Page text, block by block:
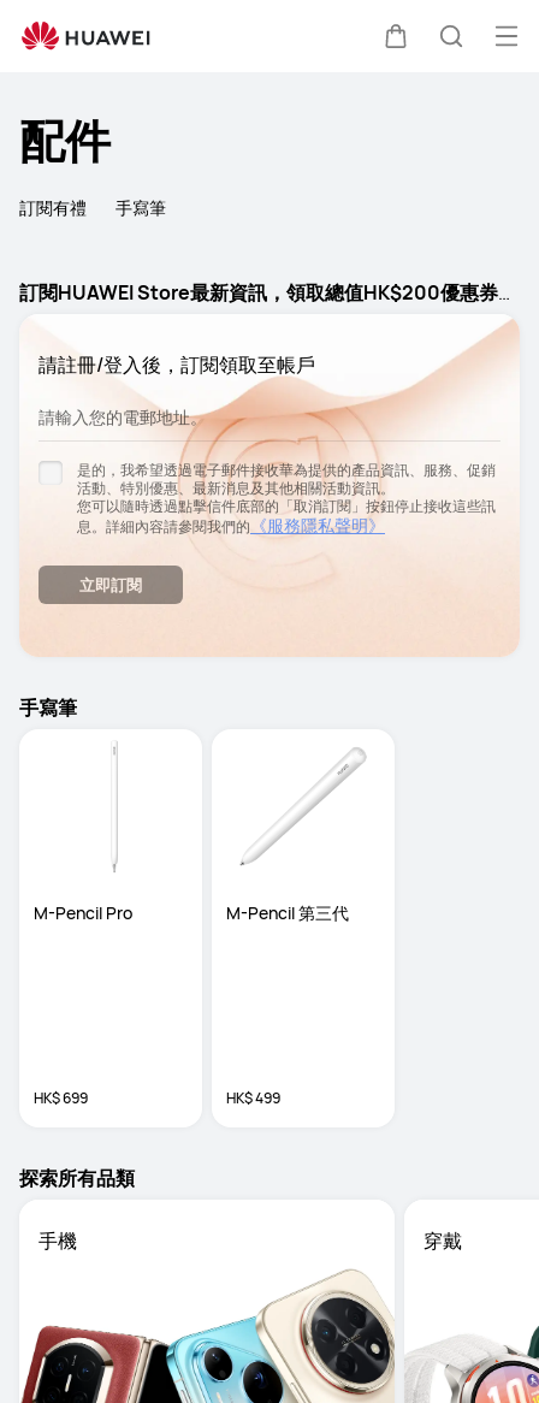
打
配件
訂閱有禮 手寫筆
訂閱HUAWEI Store最新資訊，領取總值HK$200優惠券禮
請註冊/登入後，訂閱領取至帳戶
請輸入您的電郵地址。
是的，我希望透過電子郵件接收華為提供的產品資訊、服務、促銷
活動、特別優惠、最新消息及其他相關活動資訊。
您可以隨時透過點擊信件底部的「取消訂閱」按鈕停止接收這些訊
息。詳細內容請參閱我們的 《服務隱私聲明》
立即訂閱
手寫筆
M-Pencil Pro
HK$ 699
M-Pencil 第三代
HK$ 499
探索所有品類
手機 穿戴